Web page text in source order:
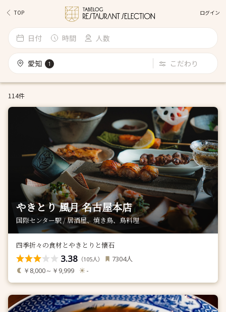
TOP ログイン
日付 時間 人数
愛知 1 こだわり
114件
やきとり 風月 名古屋本店
国際センター駅 / 居酒屋、焼き鳥、鳥料理
四季折々の食材とやきとりと懐石
3.38 （105人） 7304人
￥8,000～￥9,999 -